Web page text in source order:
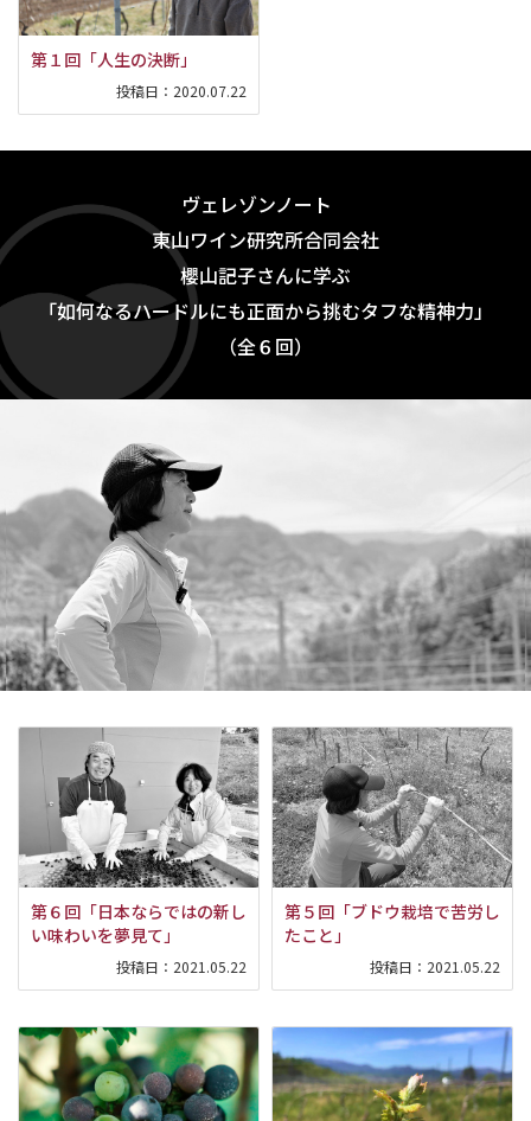
第１回「人生の決断」
投稿日： 2020.07.22
ヴェレゾンノート
東山ワイン研究所合同会社
櫻山記子さんに学ぶ
「如何なるハードルにも正面から挑むタフな精神力」
（全６回）
第６回「日本ならではの新し
い味わいを夢見て」
投稿日： 2021.05.22
第５回「ブドウ栽培で苦労し
たこと」
投稿日： 2021.05.22